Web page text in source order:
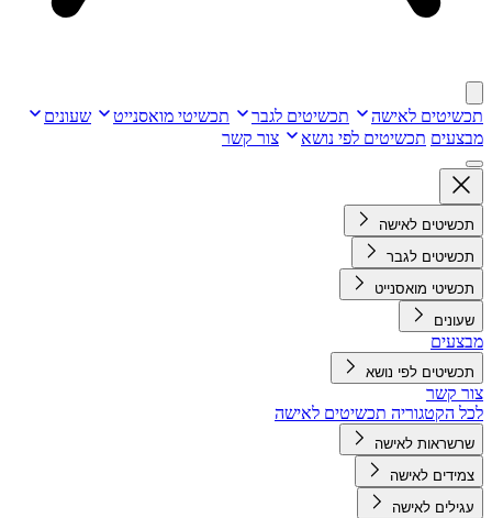
תכשיטים לאישה תכשיטים לגבר תכשיטי מואסנייט
שעונים
מבצעים תכשיטים לפי נושא צור קשר
תכשיטים לאישה
תכשיטים לגבר
תכשיטי מואסנייט
שעונים
מבצעים
תכשיטים לפי נושא
צור קשר
לכל הקטגוריה תכשיטים לאישה
שרשראות לאישה
צמידים לאישה
עגילים לאישה